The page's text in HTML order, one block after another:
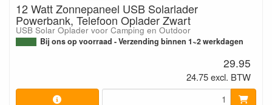
12 Watt Zonnepaneel USB Solarlader
Powerbank, Telefoon Oplader Zwart
USB Solar Oplader voor Camping en Outdoor
Bij ons op voorraad - Verzending binnen 1~2 werkdagen
29.95
24.75 excl. BTW